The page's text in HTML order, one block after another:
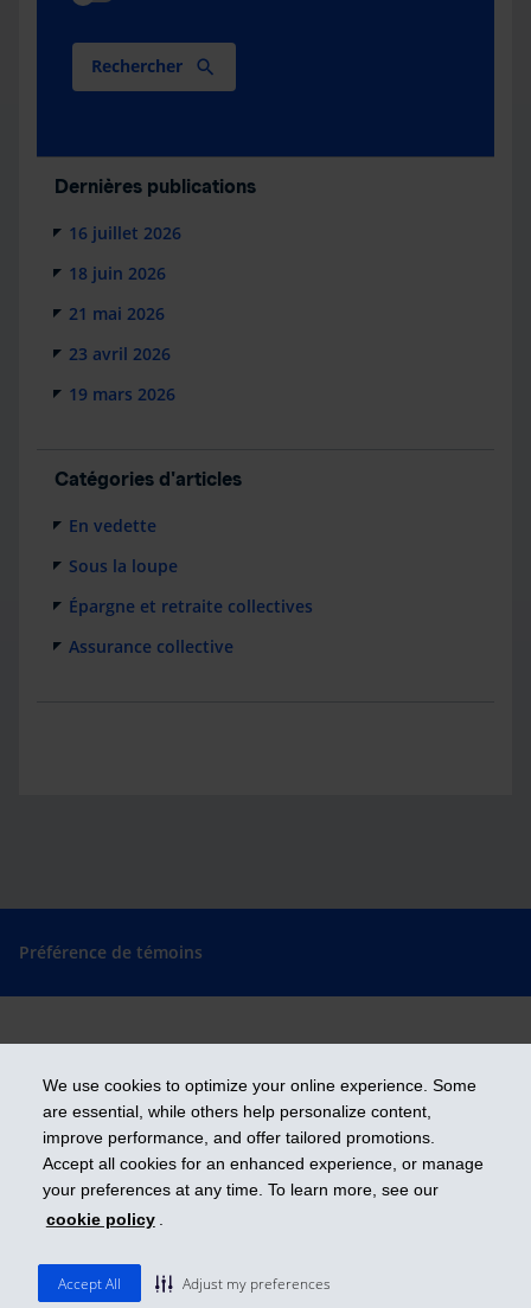
We use cookies to optimize your online experience. Some
are essential, while others help personalize content,
improve performance, and offer tailored promotions.
Accept all cookies for an enhanced experience, or manage
your preferences at any time. To learn more, see our
cookie policy .
Accept All Adjust my preferences
Rechercher
Dernières publications
16 juillet 2026
18 juin 2026
21 mai 2026
23 avril 2026
19 mars 2026
Catégories d'articles
En vedette
Sous la loupe
Épargne et retraite collectives
Assurance collective
Préférence de témoins
Prendre les devants
iA Groupe financier est une marque de commerce et un autre nom sous
lequel l’Industrielle Alliance, Assurance et services financiers inc. exerce
ses activités.
ia.ca| 1 800 567-5670
© 2026 Industrielle Alliance, Assurance et services financiers inc.